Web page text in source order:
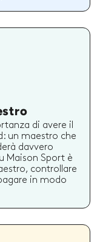
di avere il
un maestro che
davvero
Maison Sport è
controllare
in modo